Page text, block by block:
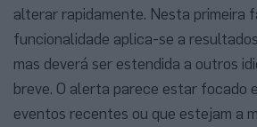
alterar rapidamente. Nesta primeira
funcionalidade aplica-se a
mas deverá ser estendida a outros
breve. O alerta parece estar focado
eventos recentes ou que estejam a